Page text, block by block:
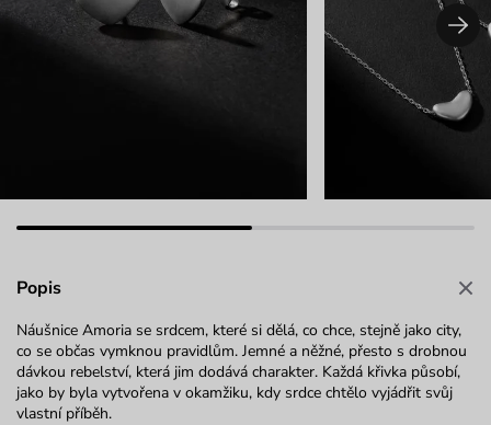
Popis
Náušnice Amoria se srdcem, které si dělá, co chce, stejně jako city,
co se občas vymknou pravidlům. Jemné a něžné, přesto s drobnou
dávkou rebelství, která jim dodává charakter. Každá křivka působí,
jako by byla vytvořena v okamžiku, kdy srdce chtělo vyjádřit svůj
vlastní příběh.